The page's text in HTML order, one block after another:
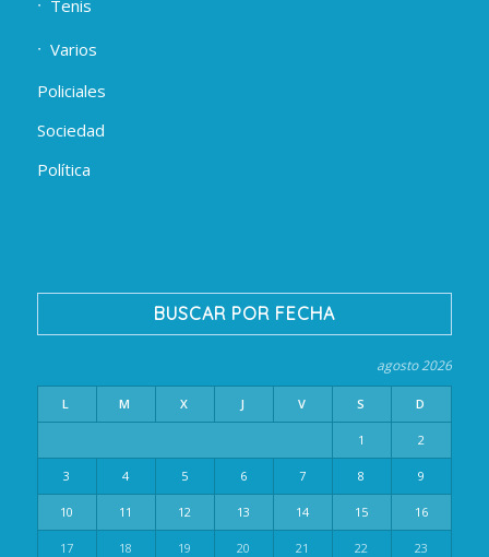
Tenis
Varios
Policiales
Sociedad
Política
BUSCAR POR FECHA
agosto 2026
L M X J V S D
1 2
3 4 5 6 7 8 9
10 11 12 13 14 15 16
17 18 19 20 21 22 23